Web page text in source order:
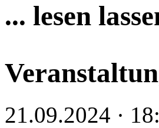
... lesen
21.09.2024 ·